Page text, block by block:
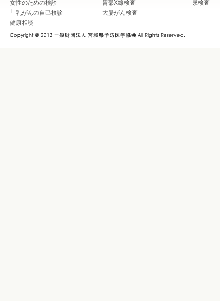
女性のための検診
└ 乳がんの自己検診
健康相談
胃部X線検査
尿検査
大腸がん検査